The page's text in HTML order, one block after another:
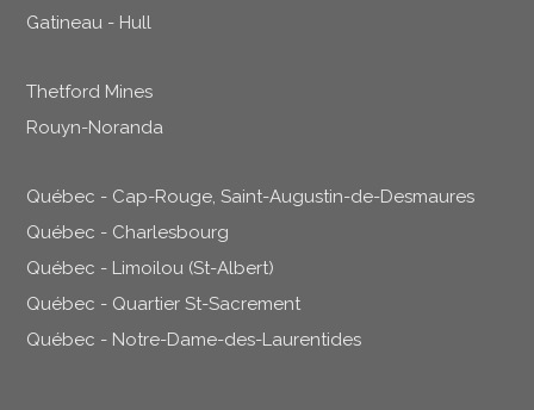
Gatineau - Hull
Thetford Mines
Rouyn-Noranda
Québec - Cap-Rouge, Saint-Augustin-de-Desmaures
Québec - Charlesbourg
Québec - Limoilou (St-Albert)
Québec - Quartier St-Sacrement
Québec - Notre-Dame-des-Laurentides